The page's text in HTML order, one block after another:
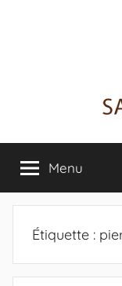
Sahara
News
sur
le
Sahara
révélée
Menu
Étiquette :